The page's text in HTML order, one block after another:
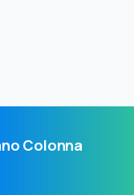
Colonna